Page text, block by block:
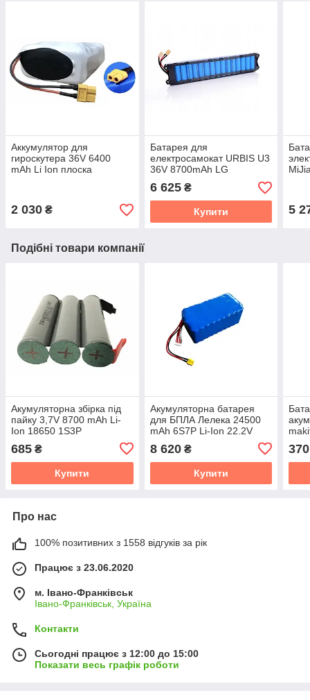
Аккумулятор для
гироскутера 36V 6400
mAh Li Ion плоска
2 030 ₴
Батарея для
електросамокат URBIS U3
36V 8700mAh LG
6 625₴
Купити 5
Подібні товари компанії
Акумуляторна збірка під
пайку 3,7V 8700 mAh Li-
Ion 18650 1S3P
685 ₴
Купити
Акумуляторна батарея
для БПЛА Лелека 24500
mAh 6S7P Li-Ion 22.2V
8 620₴
Купити
370
Про нас
100% позитивних з 1558 відгуків за рік
Працює з 23.06.2020
м. Івано-Франківськ
Івано-Франківськ, Україна
Контакти
Сьогодні працює з 12:00 до 15:00
Показати весь графік роботи